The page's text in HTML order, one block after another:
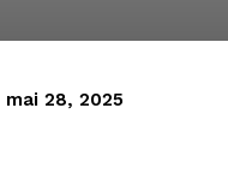
mai 28, 2025